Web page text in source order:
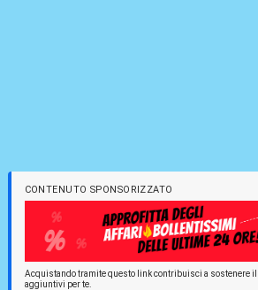
CONTENUTO SPONSORIZZATO
Acquistando tramite questo link contribuisci a sostenere
aggiuntivi per te.